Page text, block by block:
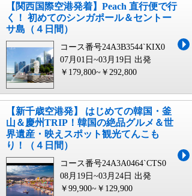
【関西国際空港発着】Peach 直行便で行
く！ 初めてのシンガポール＆セントー
サ島（４日間）
コース番号24A3B3544`KIX0
07月01日~03月19日 出発
￥179,800~￥292,800
【新千歳空港発】 はじめての韓国・釜
山＆慶州TRIP！韓国の絶品グルメ＆世
界遺産・映えスポット観光てんこも
り！（４日間）
コース番号24A3A0464`CTS0
08月19日~03月24日 出発
￥99,900~￥129,900